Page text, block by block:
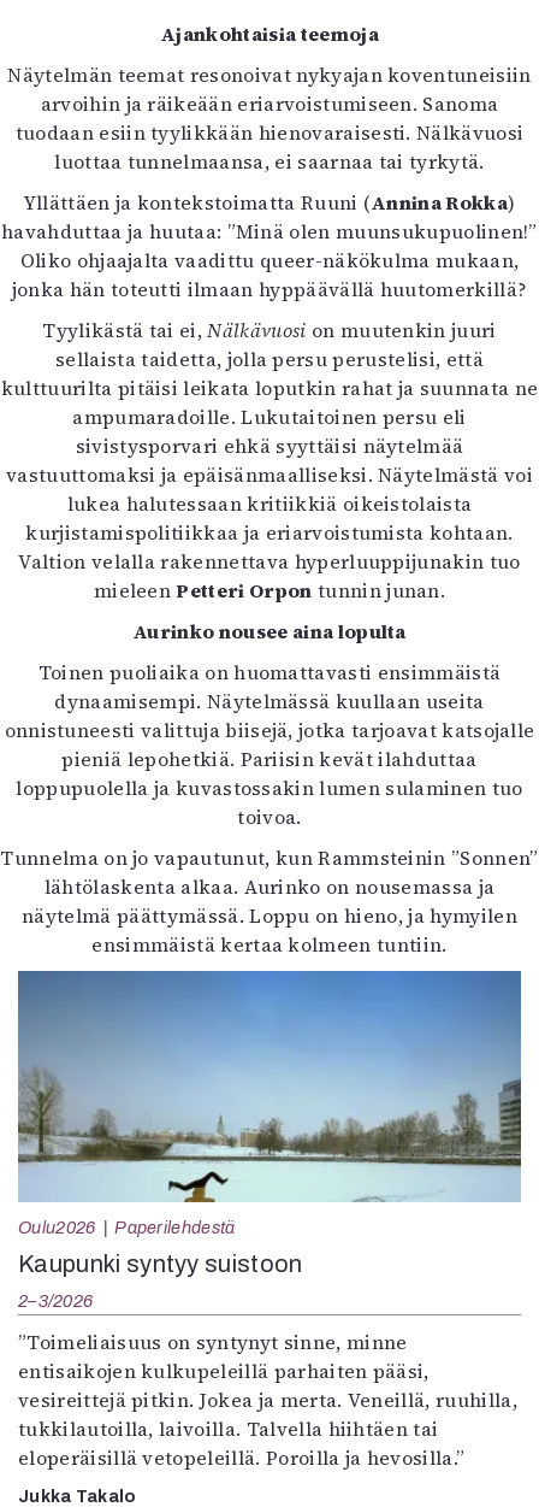
Ajankohtaisia teemoja
Näytelmän teemat resonoivat nykyajan koventuneisiin
arvoihin ja räikeään eriarvoistumiseen. Sanoma
tuodaan esiin tyylikkään hienovaraisesti. Nälkävuosi
luottaa tunnelmaansa, ei saarnaa tai tyrkytä.
Yllättäen ja kontekstoimatta Ruuni (Annina Rokka)
havahduttaa ja huutaa: ”Minä olen muunsukupuolinen!”
Oliko ohjaajalta vaadittu queer-näkökulma mukaan,
jonka hän toteutti ilmaan hyppäävällä huutomerkillä?
Tyylikästä tai ei,Nälkävuosi on muutenkin juuri
sellaista taidetta, jolla persu perustelisi, että
kulttuurilta pitäisi leikata loputkin rahat ja suunnata ne
ampumaradoille. Lukutaitoinen persu eli
sivistysporvari ehkä syyttäisi näytelmää
vastuuttomaksi ja epäisänmaalliseksi. Näytelmästä voi
lukea halutessaan kritiikkiä oikeistolaista
kurjistamispolitiikkaa ja eriarvoistumista kohtaan.
Valtion velalla rakennettava hyperluuppijunakin tuo
mieleenPetteri Orpon tunnin junan.
Aurinko nousee aina lopulta
Toinen puoliaika on huomattavasti ensimmäistä
dynaamisempi. Näytelmässä kuullaan useita
onnistuneesti valittuja biisejä, jotka tarjoavat katsojalle
pieniä lepohetkiä. Pariisin kevät ilahduttaa
loppupuolella ja kuvastossakin lumen sulaminen tuo
toivoa.
Tunnelma on jo vapautunut, kun Rammsteinin ”Sonnen”
lähtölaskenta alkaa. Aurinko on nousemassa ja
näytelmä päättymässä. Loppu on hieno, ja hymyilen
ensimmäistä kertaa kolmeen tuntiin.
Oulu2026 Paperilehdestä
Kaupunki syntyy suistoon
2–3/2026
”Toimeliaisuus on syntynyt sinne, minne
entisaikojen kulkupeleillä parhaiten pääsi,
vesireittejä pitkin. Jokea ja merta. Veneillä, ruuhilla,
tukkilautoilla, laivoilla. Talvella hiihtäen tai
eloperäisillä vetopeleillä. Poroilla ja hevosilla.”
Jukka Takalo